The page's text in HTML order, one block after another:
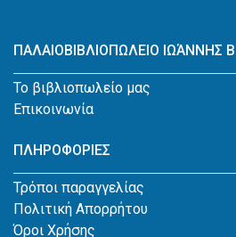
ΠΑΛΑΙΟΒΙΒΛΙΟΠΩΛΕΙΟ ΙΩΆΝΝΗΣ
Το βιβλιοπωλείο μας
Επικοινωνία
ΠΛΗΡΟΦΟΡΙΕΣ
Τρόποι παραγγελίας
Πολιτική Απορρήτου
Όροι Χρήσης